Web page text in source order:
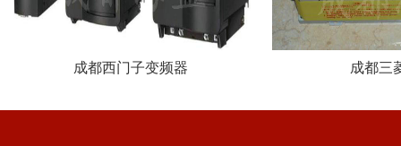
成都西门子变频器 成都三